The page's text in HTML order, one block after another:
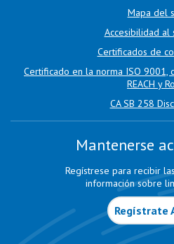
Mapa del
Accesibilidad al
Certificados de
Certificado en la norma ISO 9001,
REACH y
CA SB 258
Mantenerse
Regístrese para recibir
información sobre
Regístrate